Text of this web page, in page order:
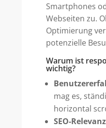
Smartphones
Webseiten zu.
Optimierung
potenzielle
Warum ist
wichtig?
mag es,
horizontal
SEO-Relevanz